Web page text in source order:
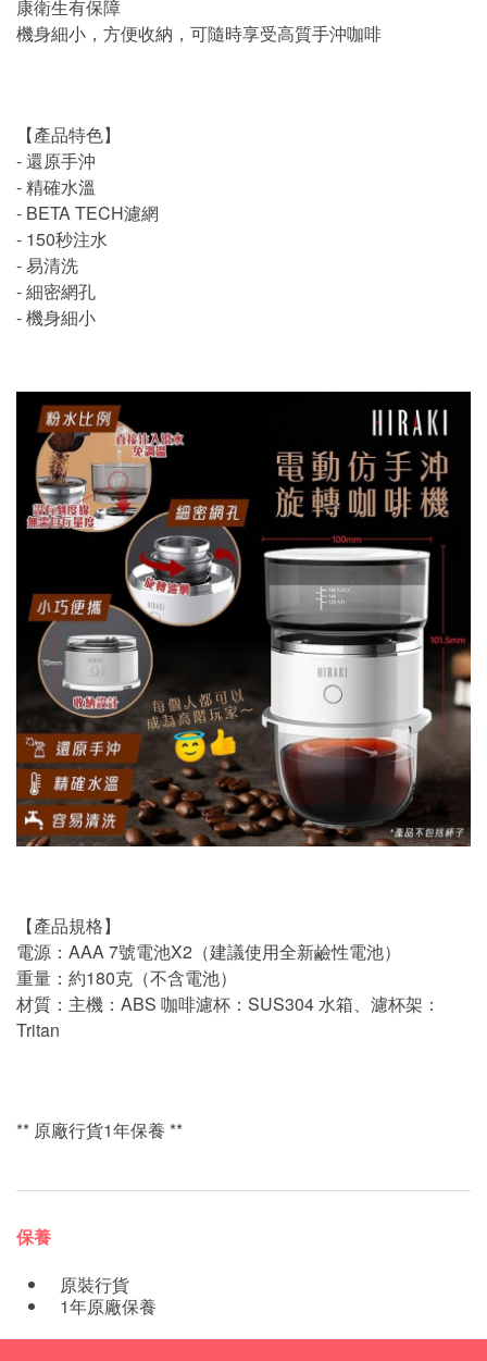
康衛生有保障
機身細小，方便收納，可隨時享受高質手沖咖啡
【產品特色】
- 還原手沖
- 精確水溫
- BETA TECH濾網
- 150秒注水
- 易清洗
- 細密網孔
- 機身細小
【產品規格】
電源：AAA 7號電池X2（建議使用全新鹼性電池）
重量：約180克（不含電池）
材質：主機：ABS 咖啡濾杯：SUS304 水箱、濾杯架：
Tritan
** 原廠行貨1年保養 **
保養
原裝行貨
1年原廠保養